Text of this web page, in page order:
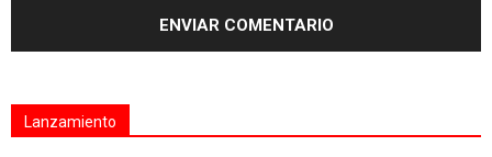
Lanzamiento